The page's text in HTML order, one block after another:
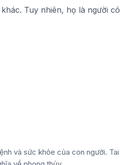
Tuy nhiên, họ là người có
và sức khỏe của con người. Tai